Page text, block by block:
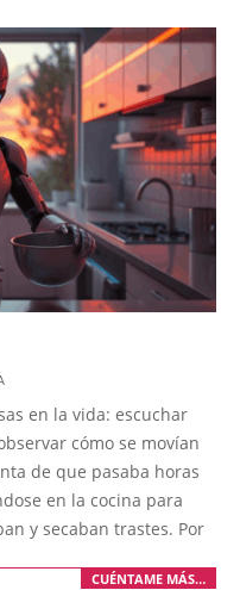
en la vida: escuchar
cómo se movían
de que pasaba horas
en la cocina para
y secaban trastes. Por
CUÉNTAME MÁS…